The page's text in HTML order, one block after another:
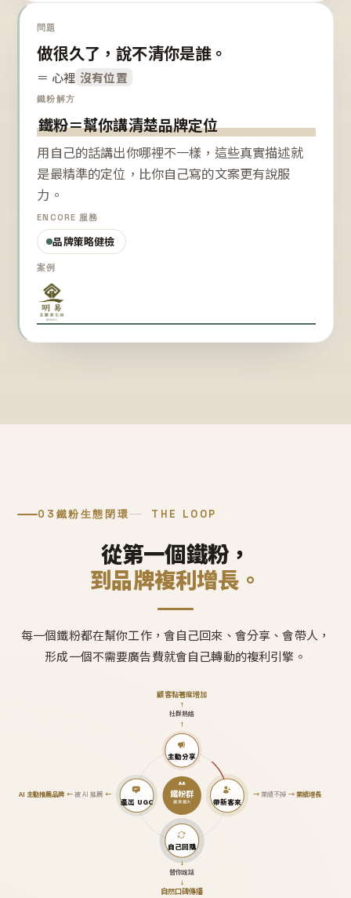
問題
做很久了，說不清你是誰。
＝ 心裡 沒有位置
鐵粉解方
鐵粉＝幫你講清楚品牌定位
用自己的話講出你哪裡不一樣，這些真實描述就
是最精準的定位，比你自己寫的文案更有說服
力。
ENCORE 服務
品牌策略健檢
案例
03 鐵粉生態閉環 THE LOOP
從第一個鐵粉，
到品牌複利增長。
每一個鐵粉都在幫你工作，會自己回來、會分享、會帶人，
形成一個不需要廣告費就會自己轉動的複利引擎。
鐵粉群
越滾越大
主動分享
↑
社群熱絡
↑
顧客黏著度增加
帶新客來
→業績不掉 →業績增長
自己回購
↓
替你說話
↓
自然口碑傳播
產出 UGC
AI 主動推薦品牌←被 AI 推薦 ←